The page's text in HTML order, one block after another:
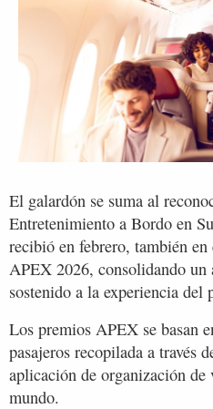
El galardón se suma al
Entretenimiento a Bordo en
recibió en febrero, también
APEX 2026, consolidando un
sostenido a la experiencia del
Los premios APEX se basan
pasajeros recopilada a través
aplicación de organización
mundo.